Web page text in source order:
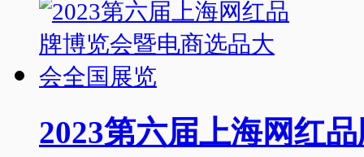
2023第六届上海网红